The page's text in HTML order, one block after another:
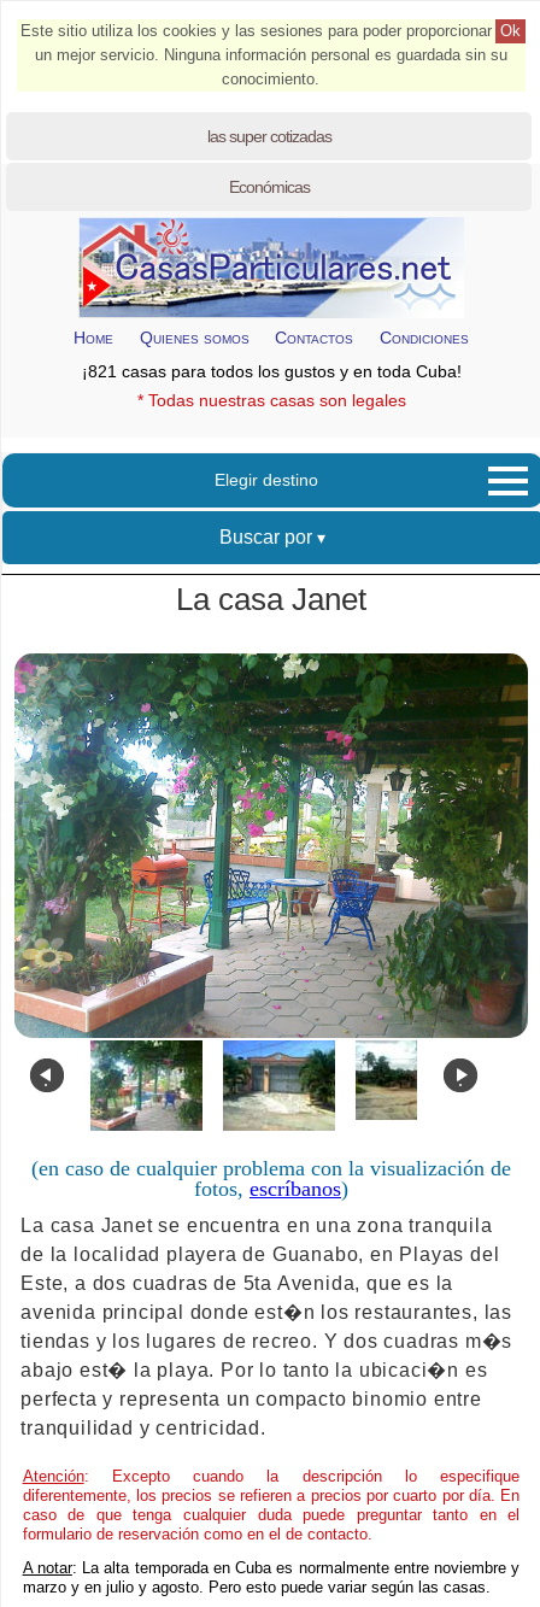
Ok
Este sitio utiliza los cookies y las sesiones para poder proporcionar
un mejor servicio. Ninguna información personal es guardada sin su
conocimiento.
las super cotizadas
Económicas
Home Quienes somos Contactos
Condiciones
¡821 casas para todos los gustos y en toda Cuba!
* Todas nuestras casas son legales
Elegir destino
Buscar por
La casa Janet
. .
(en caso de cualquier problema con la visualización de
fotos, escríbanos)
La casa Janet se encuentra en una zona tranquila
de la localidad playera de Guanabo, en Playas del
Este, a dos cuadras de 5ta Avenida, que es la
avenida principal donde est�n los restaurantes, las
tiendas y los lugares de recreo. Y dos cuadras m�s
abajo est� la playa. Por lo tanto la ubicaci�n es
perfecta y representa un compacto binomio entre
tranquilidad y centricidad.
Atención: Excepto cuando la descripción lo especifique
diferentemente, los precios se refieren a precios por cuarto por día. En
caso de que tenga cualquier duda puede preguntar tanto en el
formulario de reservación como en el de contacto.
A notar: La alta temporada en Cuba es normalmente entre noviembre y
marzo y en julio y agosto. Pero esto puede variar según las casas.